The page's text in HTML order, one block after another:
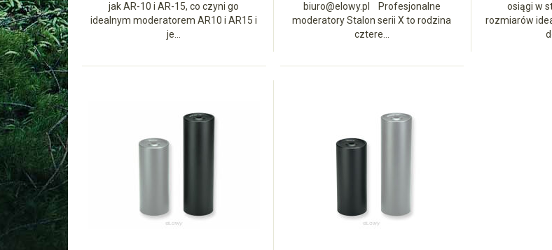
jak AR-10 i AR-15, co czyni go
idealnym moderatorem AR10 i AR15 i
je...
biuro@elowy.pl Profesjonalne
moderatory Stalon serii X to rodzina
cztere...
osiągi w
rozmiarów